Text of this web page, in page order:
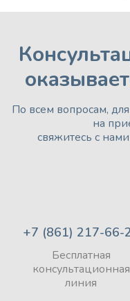
По всем вопросам,
на
свяжитесь с
+7 (861) 217-66-
Бесплатная
консультационная
линия